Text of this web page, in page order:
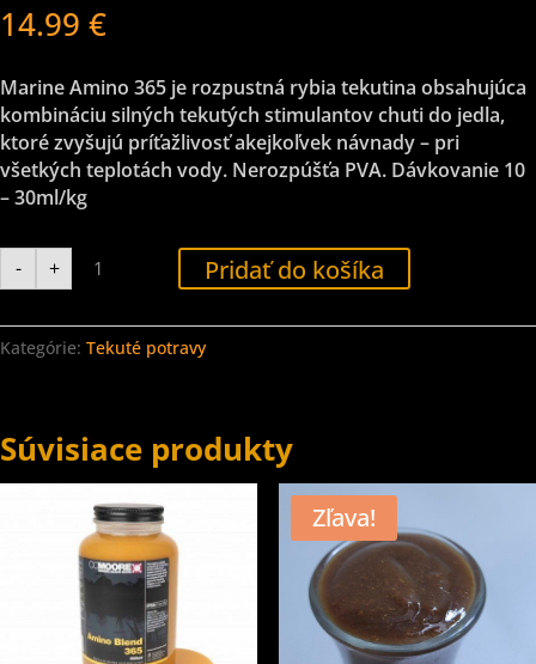
14.99 €
Marine Amino 365 je rozpustná rybia tekutina obsahujúca
kombináciu silných tekutých stimulantov chuti do jedla,
ktoré zvyšujú príťažlivosť akejkoľvek návnady – pri
všetkých teplotách vody. Nerozpúšťa PVA. Dávkovanie 10
– 30ml/kg
-
množstvo
Moore
Amino
365
500ml
+ Pridať do košíka
Kategórie: Tekuté potravy
Súvisiace produkty
Zľava!